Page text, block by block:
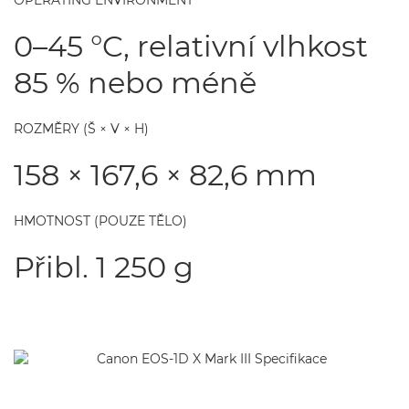
0–45 °C, relativní vlhkost
85 % nebo méně
ROZMĚRY (Š × V × H)
158 × 167,6 × 82,6 mm
HMOTNOST (POUZE TĚLO)
Přibl. 1 250 g